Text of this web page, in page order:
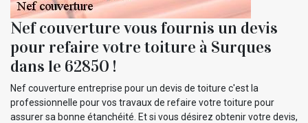
Nef couverture vous fournis un devis
pour refaire votre toiture à Surques
dans le 62850 !
Nef couverture entreprise pour un devis de toiture c'est la
professionnelle pour vos travaux de refaire votre toiture pour
assurer sa bonne étanchéité. Et si vous désirez obtenir votre devis,